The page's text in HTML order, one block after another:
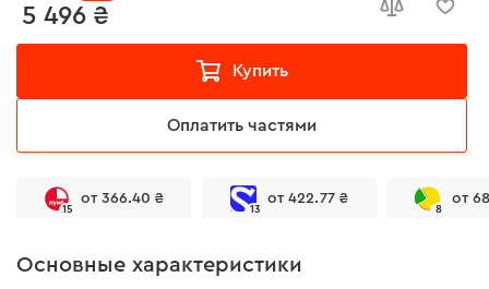
5 496 ₴
Купить
Оплатить частями
15
от 366.40 ₴
13
от 422.77 ₴
8
от
Основные характеристики